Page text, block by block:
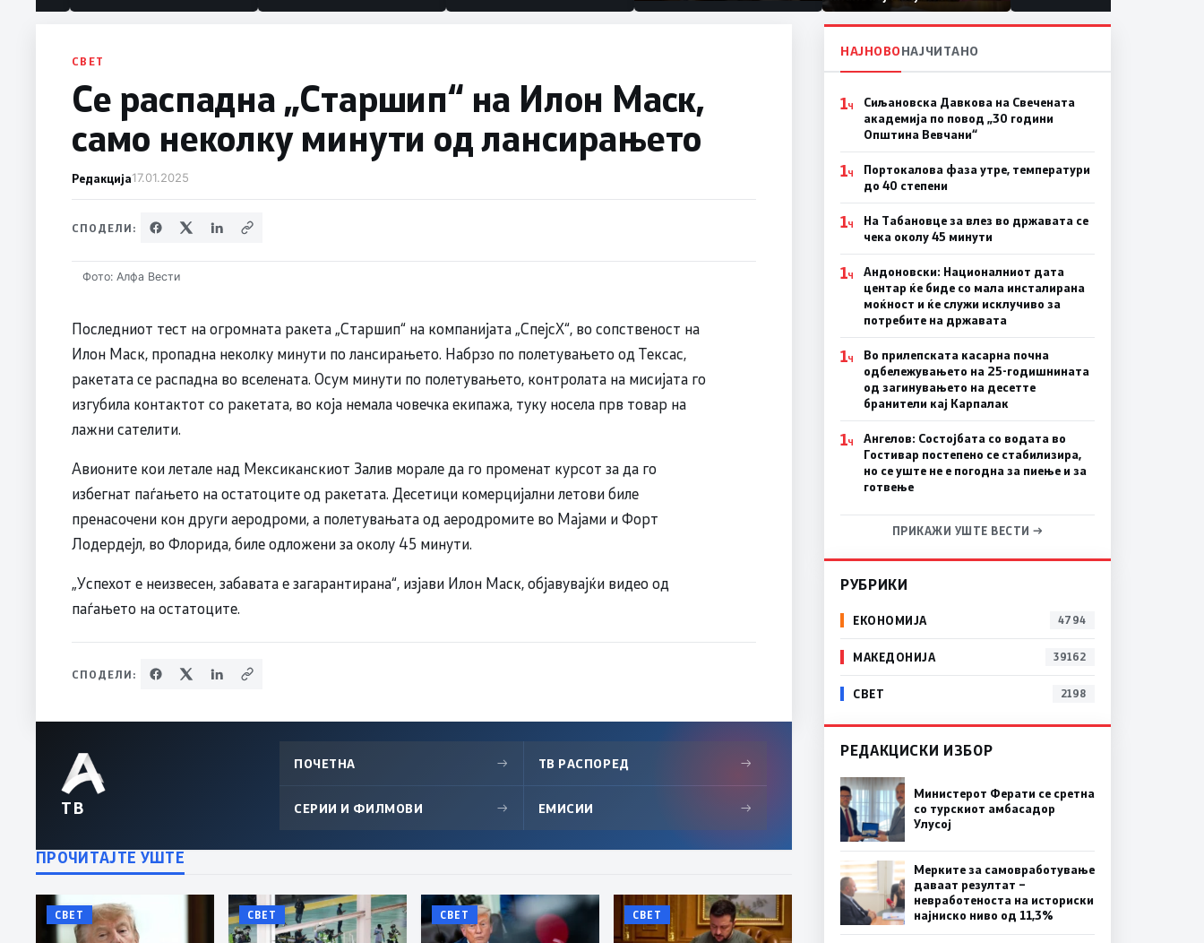
половина тунел во слепа
првачиња помалку
СВЕТ
Се распадна „Старшип“ на Илон Маск,
само неколку минути од лансирањето
Редакција17.01.2025
СПОДЕЛИ:
Фото: Алфа Вести
Последниот тест на огромната ракета „Старшип“ на компанијата „СпејсX“, во сопственост на
Илон Маск, пропадна неколку минути по лансирањето. Набрзо по полетувањето од Тексас,
ракетата се распадна во вселената. Осум минути по полетувањето, контролата на мисијата го
изгубила контактот со ракетата, во која немала човечка екипажа, туку носела прв товар на
лажни сателити.
Авионите кои летале над Мексиканскиот Залив морале да го променат курсот за да го
избегнат паѓањето на остатоците од ракетата. Десетици комерцијални летови биле
пренасочени кон други аеродроми, а полетувањата од аеродромите во Мајами и Форт
Лодердејл, во Флорида, биле одложени за околу 45 минути.
„Успехот е неизвесен, забавата е загарантирана“, изјави Илон Маск, објавувајќи видео од
паѓањето на остатоците.
СПОДЕЛИ:
ТВ
ПОЧЕТНА → ТВ РАСПОРЕД →
СЕРИИ И ФИЛМОВИ → ЕМИСИИ →
ПРОЧИТАЈТЕ УШТЕ
СВЕТ СВЕТ СВЕТ СВЕТ
НАЈНОВОНАЈЧИТАНО
1Ч
Сиљановска Давкова на Свечената
академија по повод „30 години
Општина Вевчани“
1Ч
Портокалова фаза утре, температури
до 40 степени
1Ч
На Табановце за влез во државата се
чека околу 45 минути
1Ч
Андоновски: Националниот дата
центар ќе биде со мала инсталирана
моќност и ќе служи исклучиво за
потребите на државата
1Ч
Во прилепската касарна почна
одбележувањето на 25-годишнината
од загинувањето на десетте
бранители кај Карпалак
1Ч
Ангелов: Состојбата со водата во
Гостивар постепено се стабилизира,
но се уште не е погодна за пиење и за
готвење
ПРИКАЖИ УШТЕ ВЕСТИ →
РУБРИКИ
ЕКОНОМИЈА 4794
МАКЕДОНИЈА 39162
СВЕТ 2198
РЕДАКЦИСКИ ИЗБОР
Министерот Ферати се сретна
со турскиот амбасадор
Улусој
Мерките за самовработување
даваат резултат –
невработеноста на историски
најниско ниво од 11,3%